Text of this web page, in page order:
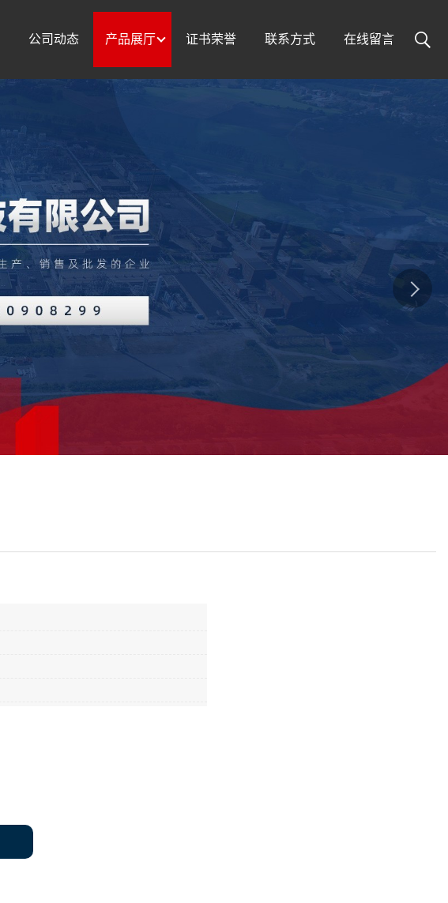
公司动态 产品展厅 证书荣誉 联系方式 在线留言